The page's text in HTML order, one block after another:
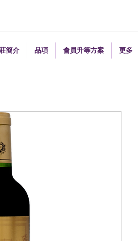
簡介 品項 會員升等方案 更多